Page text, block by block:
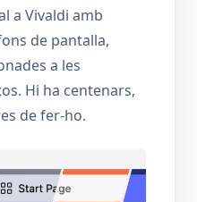
a Vivaldi amb
de pantalla,
a les
Hi ha centenars,
de fer-ho.